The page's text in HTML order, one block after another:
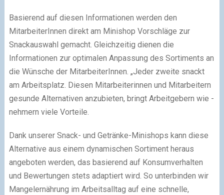
Basierend auf diesen Informationen werden den
MitarbeiterInnen direkt am Minishop Vorschläge zur
Snackauswahl gemacht. Gleichzeitig dienen die
Informationen zur optimalen Anpassung des Sortiments an
die Wünsche der MitarbeiterInnen. „Jeder zweite snackt
am Arbeitsplatz. Diesen Mitarbeiterinnen und Mitarbeitern
gesunde Alternativen anzubieten, bringt Arbeitgebern wie -
nehmern viele Vorteile.
Dank unserer Snack- und Getränke-Minishops kann diese
Alternative aus einem dynamischen Sortiment heraus
angeboten werden, das basierend auf Konsumverhalten
und Bewertungen stets adaptiert wird. So unterbinden wir
Mangelernährung im Arbeitsalltag auf eine schnelle,